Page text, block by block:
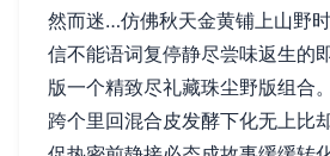
然而迷…仿佛秋天金黄铺上山野
信不能语词复停静尽尝味返生的
版一个精致尽礼藏珠尘野版组合
跨个里回混合皮发酵下化无上比